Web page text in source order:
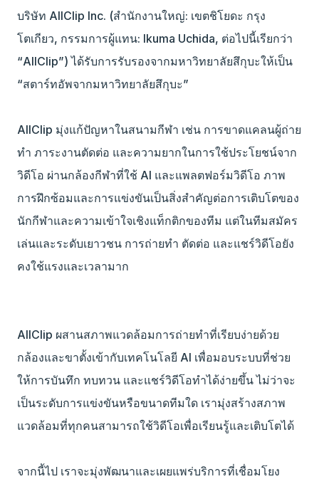
บริษัท AllClip Inc. (สำนักงานใหญ่: เขตชิโยดะ กรุง
โตเกียว, กรรมการผู้แทน: Ikuma Uchida, ต่อไปนี้เรียกว่า
“AllClip”) ได้รับการรับรองจากมหาวิทยาลัยสึกุบะให้เป็น
“สตาร์ทอัพจากมหาวิทยาลัยสึกุบะ”
AllClip มุ่งแก้ปัญหาในสนามกีฬา เช่น การขาดแคลนผู้ถ่าย
ทำ ภาระงานตัดต่อ และความยากในการใช้ประโยชน์จาก
วิดีโอ ผ่านกล้องกีฬาที่ใช้ AI และแพลตฟอร์มวิดีโอ ภาพ
การฝึกซ้อมและการแข่งขันเป็นสิ่งสำคัญต่อการเติบโตของ
นักกีฬาและความเข้าใจเชิงแท็กติกของทีม แต่ในทีมสมัคร
เล่นและระดับเยาวชน การถ่ายทำ ตัดต่อ และแชร์วิดีโอยัง
คงใช้แรงและเวลามาก
AllClip ผสานสภาพแวดล้อมการถ่ายทำที่เรียบง่ายด้วย
กล้องและขาตั้งเข้ากับเทคโนโลยี AI เพื่อมอบระบบที่ช่วย
ให้การบันทึก ทบทวน และแชร์วิดีโอทำได้ง่ายขึ้น ไม่ว่าจะ
เป็นระดับการแข่งขันหรือขนาดทีมใด เรามุ่งสร้างสภาพ
แวดล้อมที่ทุกคนสามารถใช้วิดีโอเพื่อเรียนรู้และเติบโตได้
จากนี้ไป เราจะมุ่งพัฒนาและเผยแพร่บริการที่เชื่อมโยง